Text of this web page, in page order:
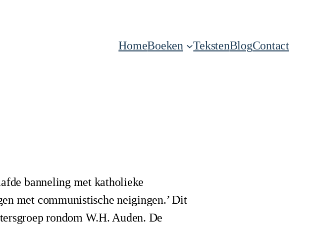
HomeBoeken TekstenBlogContact
banneling met katholieke
met communistische neigingen.’ Dit
rondom W.H. Auden. De